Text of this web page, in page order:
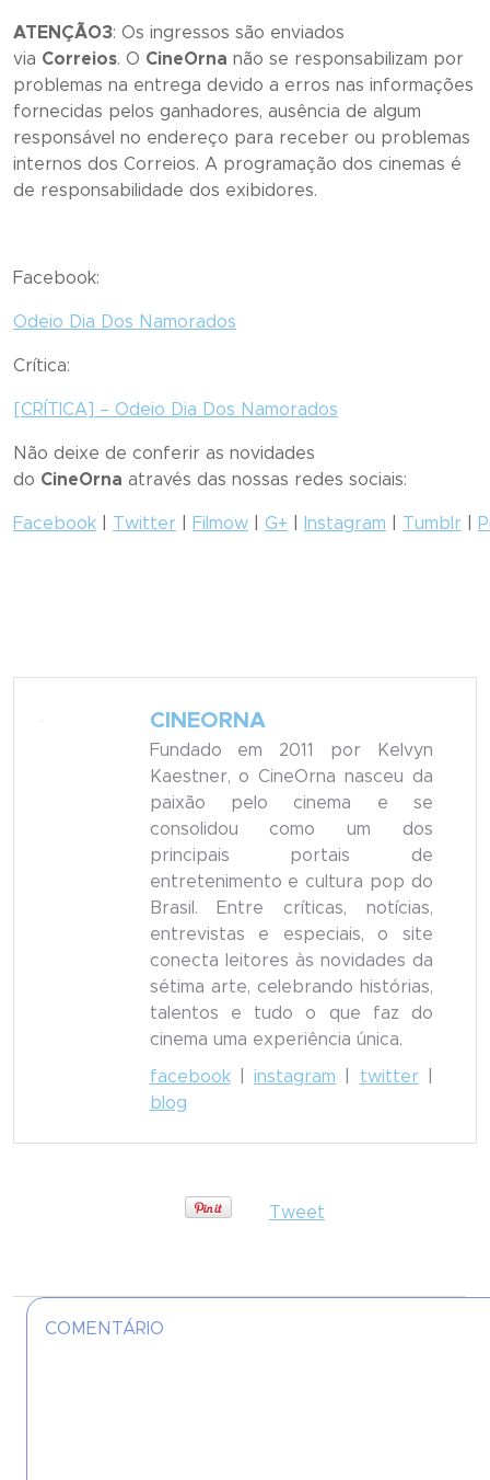
ATENÇÃO3: Os ingressos são enviados
via Correios. O CineOrna não se responsabilizam por
problemas na entrega devido a erros nas informações
fornecidas pelos ganhadores, ausência de algum
responsável no endereço para receber ou problemas
internos dos Correios. A programação dos cinemas é
de responsabilidade dos exibidores.
Facebook:
Odeio Dia Dos Namorados
Crítica:
[CRÍTICA] – Odeio Dia Dos Namorados
Não deixe de conferir as novidades
do CineOrna através das nossas redes sociais:
Facebook Twitter Filmow G+ Instagram Tumblr
CINEORNA
Fundado em 2011 por Kelvyn
Kaestner, o CineOrna nasceu da
paixão pelo cinema e se
consolidou como um dos
principais portais de
entretenimento e cultura pop do
Brasil. Entre críticas, notícias,
entrevistas e especiais, o site
conecta leitores às novidades da
sétima arte, celebrando histórias,
talentos e tudo o que faz do
cinema uma experiência única.
facebook|instagram twitter|
blog
Tweet